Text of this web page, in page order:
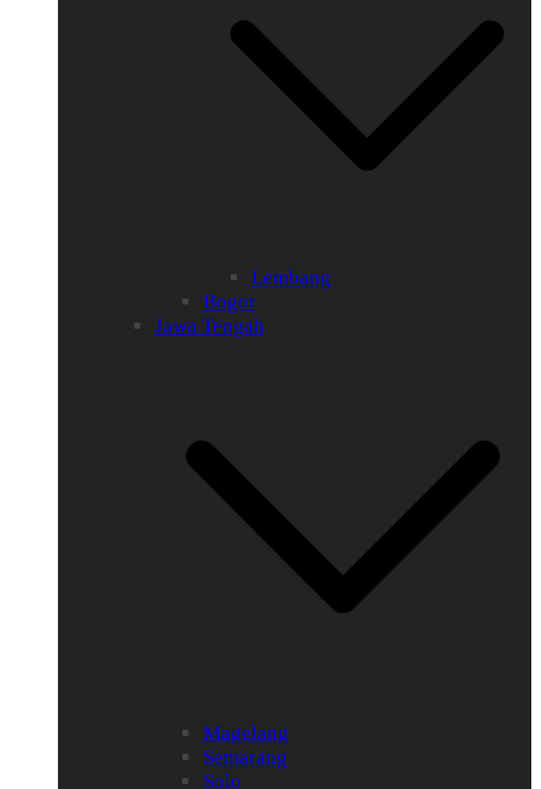
Lembang
Bogor
Jawa Tengah
Magelang
Semarang
Solo